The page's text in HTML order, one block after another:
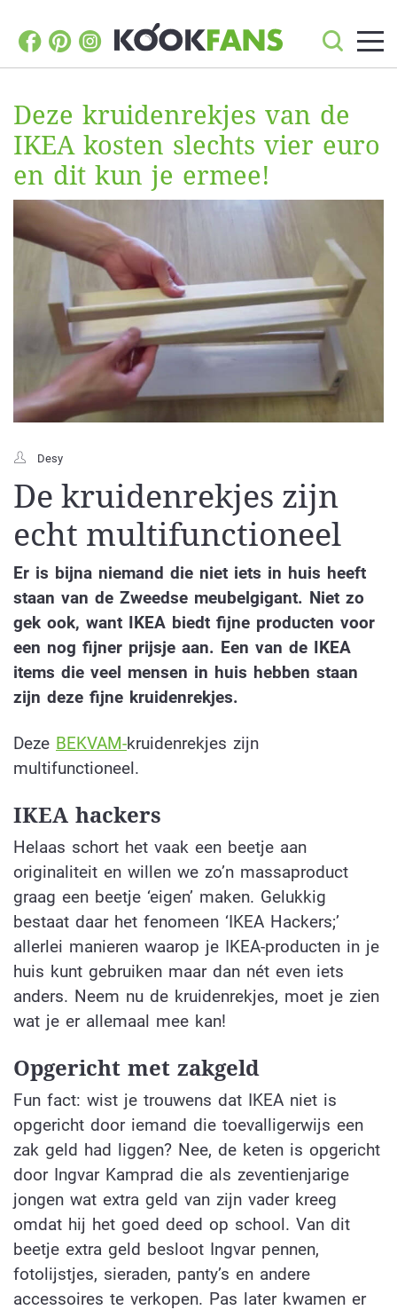
Deze kruidenrekjes van de
IKEA kosten slechts vier euro
en dit kun je ermee!
Desy
De kruidenrekjes zijn
echt multifunctioneel
Er is bijna niemand die niet iets in huis heeft
staan van de Zweedse meubelgigant. Niet zo
gek ook, want IKEA biedt fijne producten voor
een nog fijner prijsje aan. Een van de IKEA
items die veel mensen in huis hebben staan
zijn deze fijne kruidenrekjes.
Deze BEKVAM-kruidenrekjes zijn
multifunctioneel.
IKEA hackers
Helaas schort het vaak een beetje aan
originaliteit en willen we zo’n massaproduct
graag een beetje ‘eigen’ maken. Gelukkig
bestaat daar het fenomeen ‘IKEA Hackers;’
allerlei manieren waarop je IKEA-producten in je
huis kunt gebruiken maar dan nét even iets
anders. Neem nu de kruidenrekjes, moet je zien
wat je er allemaal mee kan!
Opgericht met zakgeld
Fun fact: wist je trouwens dat IKEA niet is
opgericht door iemand die toevalligerwijs een
zak geld had liggen? Nee, de keten is opgericht
door Ingvar Kamprad die als zeventienjarige
jongen wat extra geld van zijn vader kreeg
omdat hij het goed deed op school. Van dit
beetje extra geld besloot Ingvar pennen,
fotolijstjes, sieraden, panty’s en andere
accessoires te verkopen. Pas later kwamen er